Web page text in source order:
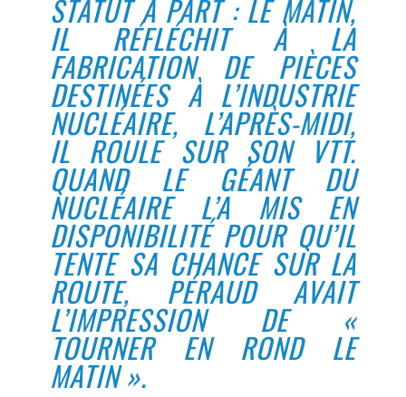
STATUT À PART : LE MATIN,
IL RÉFLÉCHIT À LA
FABRICATION DE PIÈCES
DESTINÉES À L’INDUSTRIE
NUCLÉAIRE, L’APRÈS-MIDI,
IL ROULE SUR SON VTT.
QUAND LE GÉANT DU
NUCLÉAIRE L’A MIS EN
DISPONIBILITÉ POUR QU’IL
TENTE SA CHANCE SUR LA
ROUTE, PÉRAUD AVAIT
L’IMPRESSION DE «
TOURNER EN ROND LE
MATIN ».